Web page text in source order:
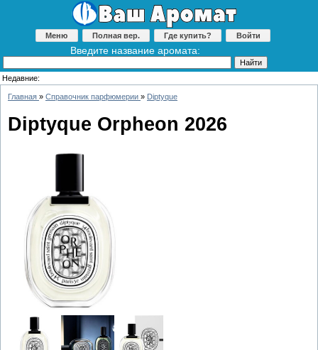
Меню Полная вер. Где купить? Войти
Введите название аромата:
Недавние:
Главная » Справочник парфюмерии » Diptyque
Diptyque Orpheon 2026